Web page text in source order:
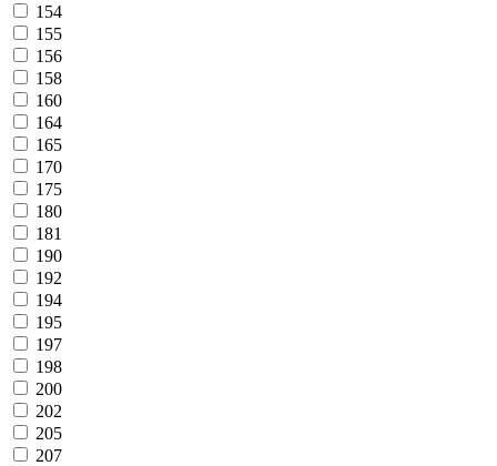
154
155
156
158
160
164
165
170
175
180
181
190
192
194
195
197
198
200
202
205
207